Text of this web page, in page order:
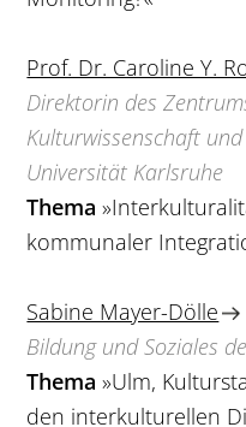
Prof. Dr. Caroline Y.
Direktorin des
Kulturwissenschaft
Universität Karlsruhe
Thema
kommunaler
Sabine Mayer-Dölle
Bildung und Soziales
Thema »Ulm,
den interkulturellen